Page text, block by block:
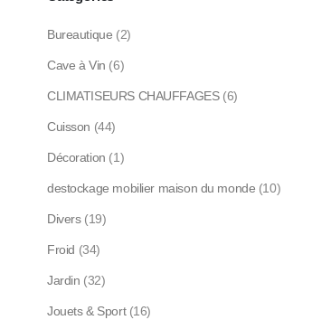
Bureautique (2)
Cave à Vin (6)
CLIMATISEURS CHAUFFAGES (6)
Cuisson (44)
Décoration (1)
destockage mobilier maison du monde (10)
Divers (19)
Froid (34)
Jardin (32)
Jouets & Sport (16)